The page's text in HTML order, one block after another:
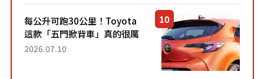
車？...
每公升可跑30公里！Toyota
這款「五門掀背車」真的很厲
害！ 擁有全長4.3公尺的「剛剛
2026.07.10